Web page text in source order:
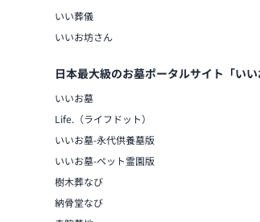
いい葬儀
いいお坊さん
日本最大級のお墓ポータルサイト「いい
いいお墓
Life.（ライフドット）
いいお墓-永代供養墓版
いいお墓-ペット霊園版
樹木葬なび
納骨堂なび